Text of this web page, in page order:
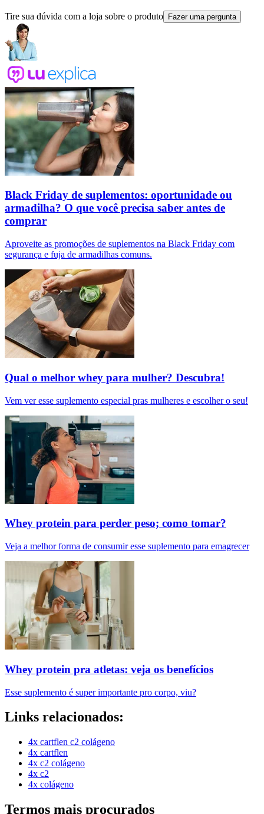
Tire sua dúvida com a loja sobre o produto Fazer uma pergunta
Black Friday de suplementos: oportunidade ou
armadilha? O que você precisa saber antes de
comprar
Aproveite as promoções de suplementos na Black Friday com
segurança e fuja de armadilhas comuns.
Qual o melhor whey para mulher? Descubra!
Vem ver esse suplemento especial pras mulheres e escolher o seu!
Whey protein para perder peso; como tomar?
Veja a melhor forma de consumir esse suplemento para emagrecer
Whey protein pra atletas: veja os benefícios
Esse suplemento é super importante pro corpo, viu?
Links relacionados:
4x cartflen c2 colágeno
4x cartflen
4x c2 colágeno
4x c2
4x colágeno
Termos mais procurados